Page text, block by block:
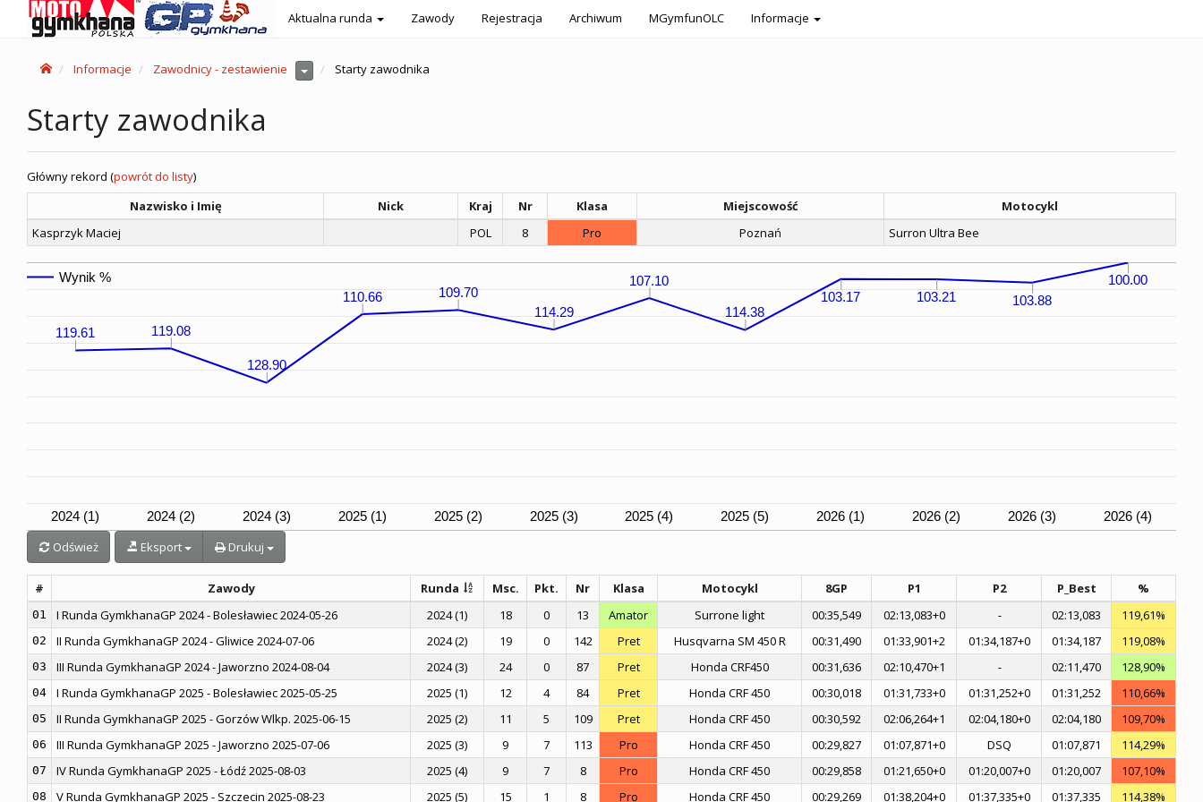
Aktualna runda Zawody Rejestracja Archiwum MGymfunOLC Informacje
Informacje Zawodnicy - zestawienie Starty zawodnika
Starty zawodnika
Główny rekord (powrót do listy)
Nazwisko i Imię
Nick Kraj Nr Klasa Miejscowość
Motocykl
Kasprzyk Maciej
POL 8 Pro Poznań Surron Ultra Bee
2024 (1) 2024 (2) 2024 (3) 2025 (1) 2025 (2) 2025 (3) 2025 (4) 2025 (5) 2026 (1) 2026 (2) 2026 (3) 2026 (4)
119.61 119.08
128.90
110.66 109.70
114.29
107.10
114.38
103.17 103.21 103.88
100.00
Wynik %
Odśwież Eksport Drukuj
# Zawody Runda Msc. Pkt. Nr Klasa Motocykl 8GP P1 P2 P_Best %
01 I Runda GymkhanaGP 2024 - Bolesławiec 2024-05-26 2024 (1) 18 0 13 Amator Surrone light 00:35,549 02:13,083+0 - 02:13,083 119,61%
02 II Runda GymkhanaGP 2024 - Gliwice 2024-07-06 2024 (2) 19 0 142 Pret Husqvarna SM 450 R 00:31,490 01:33,901+2 01:34,187+0 01:34,187 119,08%
03 III Runda GymkhanaGP 2024 - Jaworzno 2024-08-04 2024 (3) 24 0 87 Pret Honda CRF450 00:31,636 02:10,470+1 - 02:11,470 128,90%
04 I Runda GymkhanaGP 2025 - Bolesławiec 2025-05-25 2025 (1) 12 4 84 Pret Honda CRF 450 00:30,018 01:31,733+0 01:31,252+0 01:31,252 110,66%
05 II Runda GymkhanaGP 2025 - Gorzów Wlkp. 2025-06-15 2025 (2) 11 5 109 Pret Honda CRF 450 00:30,592 02:06,264+1 02:04,180+0 02:04,180 109,70%
06 III Runda GymkhanaGP 2025 - Jaworzno 2025-07-06 2025 (3) 9 7 113 Pro Honda CRF 450 00:29,827 01:07,871+0 DSQ 01:07,871 114,29%
07 IV Runda GymkhanaGP 2025 - Łódź 2025-08-03 2025 (4) 9 7 8 Pro Honda CRF 450 00:29,858 01:21,650+0 01:20,007+0 01:20,007 107,10%
08 V Runda GymkhanaGP 2025 - Szczecin 2025-08-23 2025 (5) 15 1 8 Pro Honda CRF 450 00:29,269 01:38,204+0 01:37,335+0 01:37,335 114,38%